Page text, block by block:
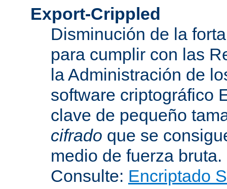
Export-Crippled
Disminución de la
para cumplir con las
la Administración de
software criptográfico
clave de pequeño
cifrado que se
medio de fuerza bruta.
Consulte: Encriptado